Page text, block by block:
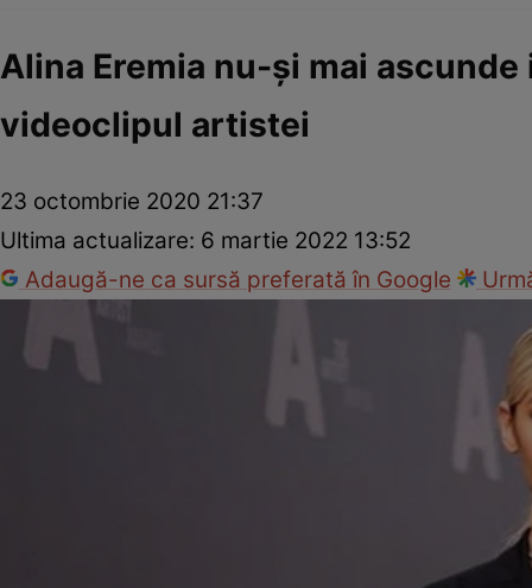
Alina Eremia nu-și mai
videoclipul artistei
23 octombrie 2020 21:37
Ultima actualizare: 6 martie 2022 13:52
Adaugă-ne ca sursă preferată în Google